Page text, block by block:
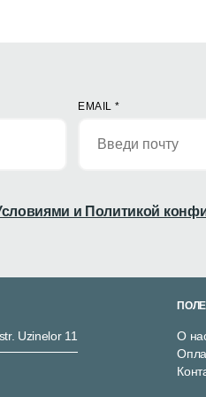
EMAIL*
и Политикой
Uzinelor 11
О